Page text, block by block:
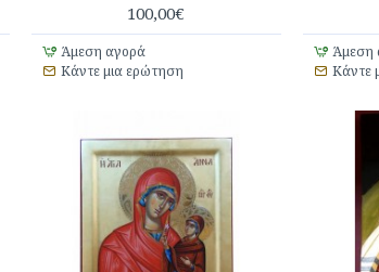
100,00€
Άμεση αγορά
Κάντε μια ερώτηση
Άμεση
Κάντε